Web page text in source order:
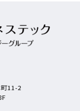
町11-2